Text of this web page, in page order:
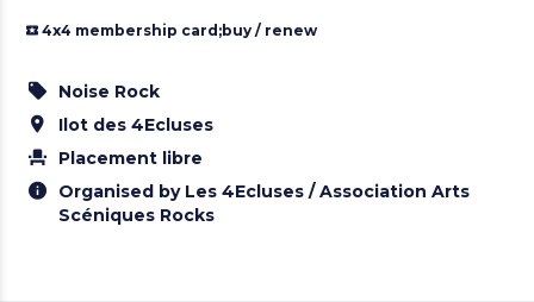
4x4 membership card;buy / renew
Noise Rock
Ilot des 4Ecluses
Placement libre
Organised by Les 4Ecluses / Association Arts
Scéniques Rocks